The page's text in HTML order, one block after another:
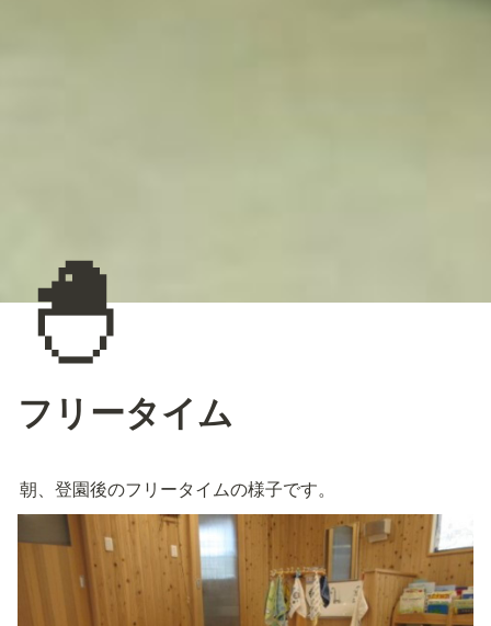
🐣
フリータイム
朝、登園後のフリータイムの様子です。